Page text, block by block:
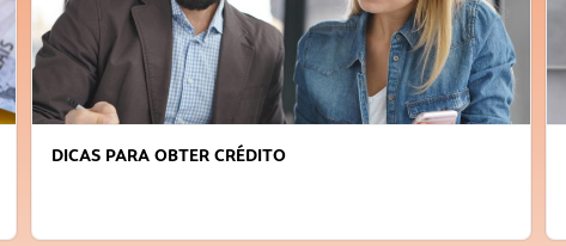
DICAS PARA OBTER CRÉDITO